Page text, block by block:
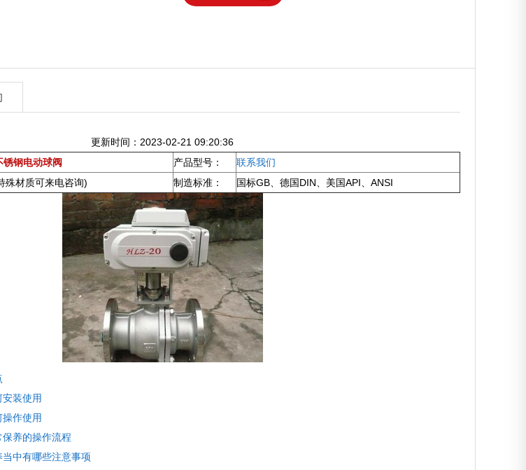
更新时间：2023-02-21 09:20:36
钢电动球阀 产品型号：
联系我们
殊材质可来电咨询) 制造标准： 国标GB、德国DIN、美国API、ANSI
装使用
作使用
养的操作流程
中有哪些注意事项